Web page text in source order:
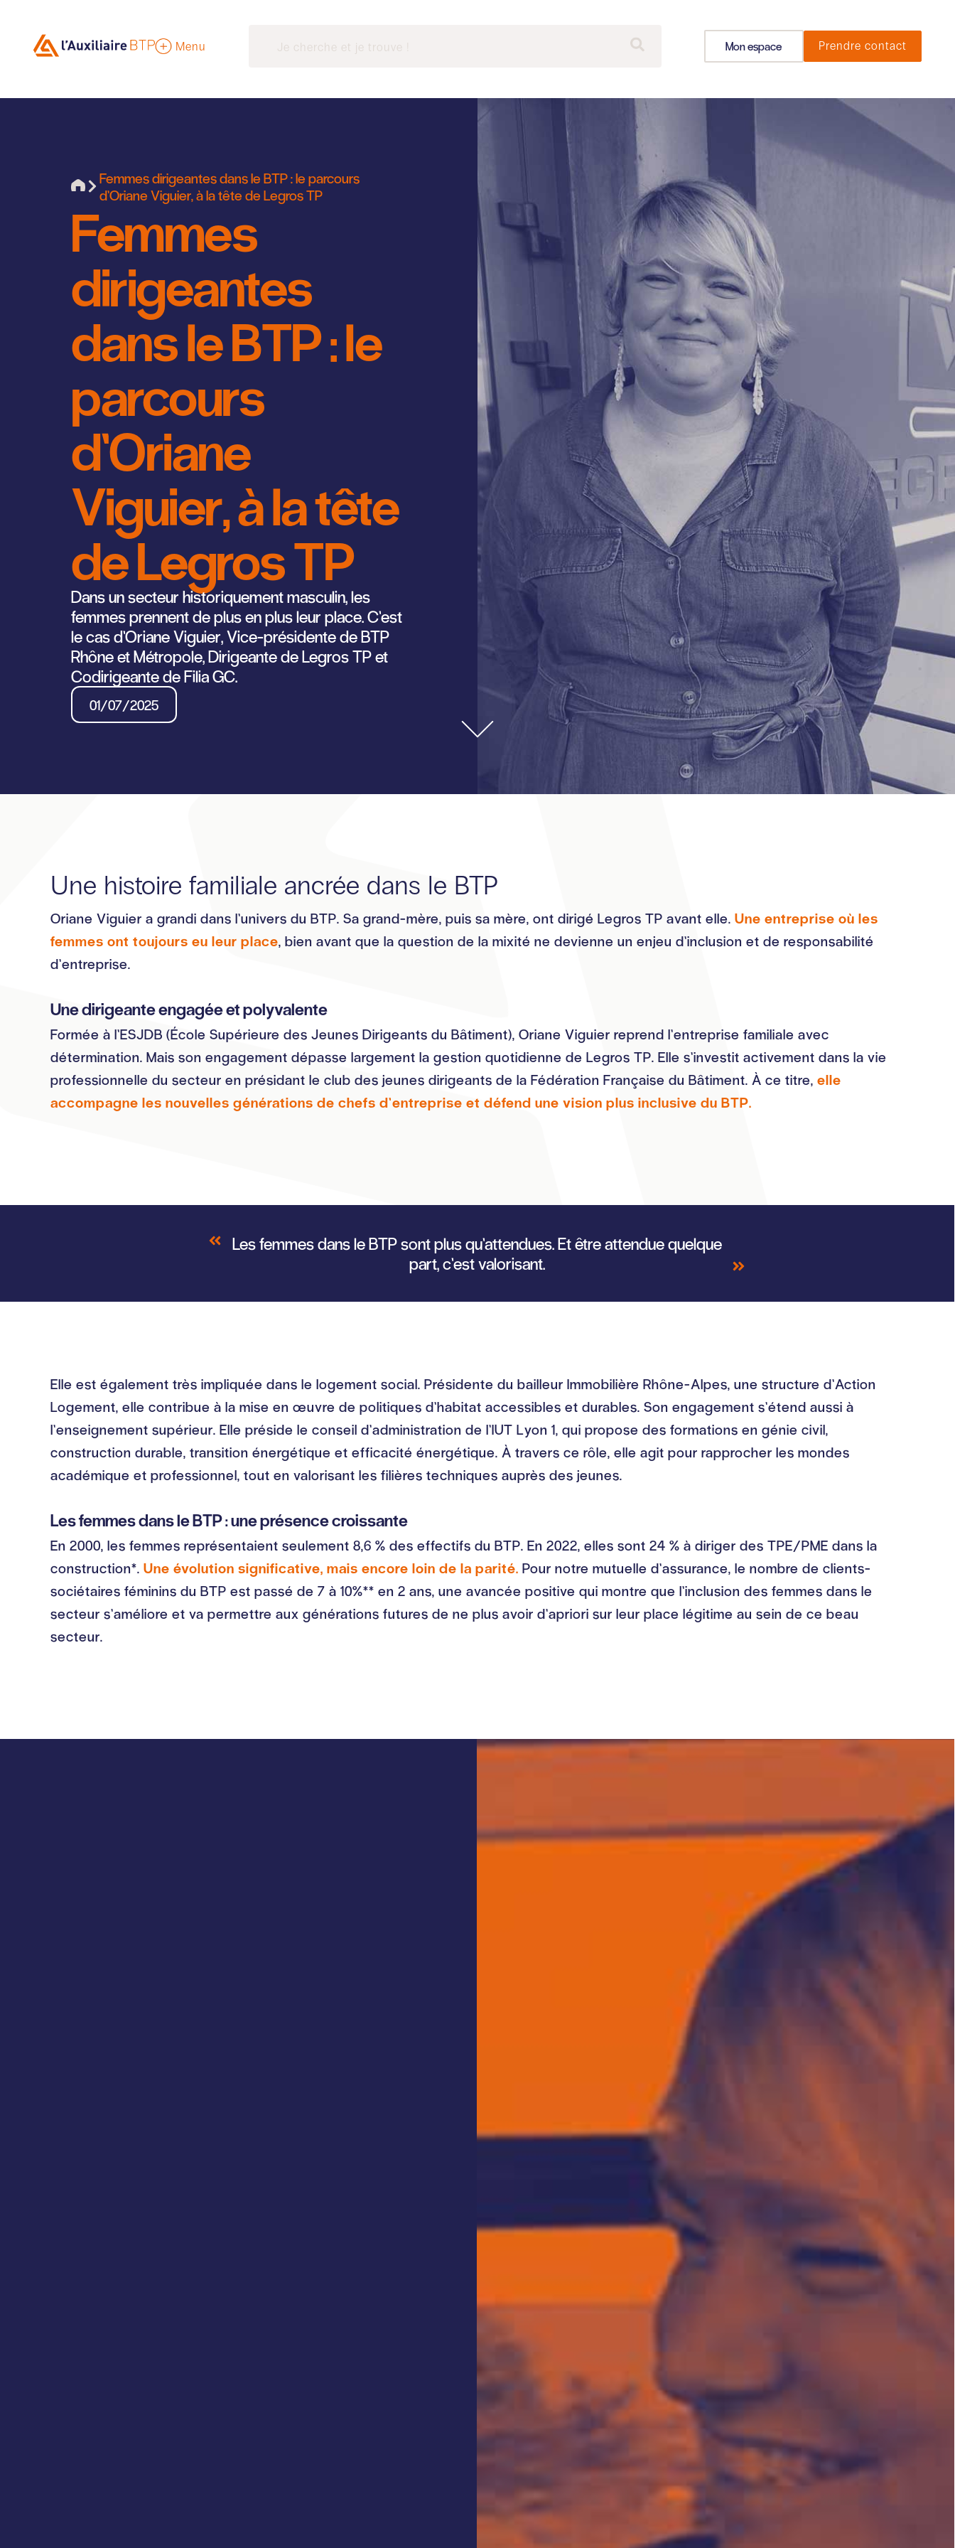
Menu Mon espace Prendre contact
Femmes dirigeantes dans le BTP : le parcours
d’Oriane Viguier, à la tête de Legros TP
Femmes
dirigeantes
dans le BTP : le
parcours
d’Oriane
Viguier, à la tête
de Legros TP
Dans un secteur historiquement masculin, les
femmes prennent de plus en plus leur place. C’est
le cas d’Oriane Viguier, Vice-présidente de BTP
Rhône et Métropole, Dirigeante de Legros TP et
Codirigeante de Filia GC.
01/07/2025
Une histoire familiale ancrée dans le BTP
Oriane Viguier a grandi dans l’univers du BTP. Sa grand-mère, puis sa mère, ont dirigé Legros TP avant elle. Une entreprise où les
femmes ont toujours eu leur place, bien avant que la question de la mixité ne devienne un enjeu d’inclusion et de responsabilité
d’entreprise.
Une dirigeante engagée et polyvalente
Formée à l’ESJDB (École Supérieure des Jeunes Dirigeants du Bâtiment), Oriane Viguier reprend l’entreprise familiale avec
détermination. Mais son engagement dépasse largement la gestion quotidienne de Legros TP. Elle s’investit activement dans la vie
professionnelle du secteur en présidant le club des jeunes dirigeants de la Fédération Française du Bâtiment. À ce titre, elle
accompagne les nouvelles générations de chefs d’entreprise et défend une vision plus inclusive du BTP.
Les femmes dans le BTP sont plus qu’attendues. Et être attendue quelque
part, c’est valorisant.
Elle est également très impliquée dans le logement social. Présidente du bailleur Immobilière Rhône-Alpes, une structure d’Action
Logement, elle contribue à la mise en œuvre de politiques d’habitat accessibles et durables. Son engagement s’étend aussi à
l’enseignement supérieur. Elle préside le conseil d’administration de l’IUT Lyon 1, qui propose des formations en génie civil,
construction durable, transition énergétique et efficacité énergétique. À travers ce rôle, elle agit pour rapprocher les mondes
académique et professionnel, tout en valorisant les filières techniques auprès des jeunes.
Les femmes dans le BTP : une présence croissante
En 2000, les femmes représentaient seulement 8,6 % des effectifs du BTP. En 2022, elles sont 24 % à diriger des TPE/PME dans la
construction*. Une évolution significative, mais encore loin de la parité. Pour notre mutuelle d’assurance, le nombre de clients-
sociétaires féminins du BTP est passé de 7 à 10%** en 2 ans, une avancée positive qui montre que l’inclusion des femmes dans le
secteur s’améliore et va permettre aux générations futures de ne plus avoir d’apriori sur leur place légitime au sein de ce beau
secteur.